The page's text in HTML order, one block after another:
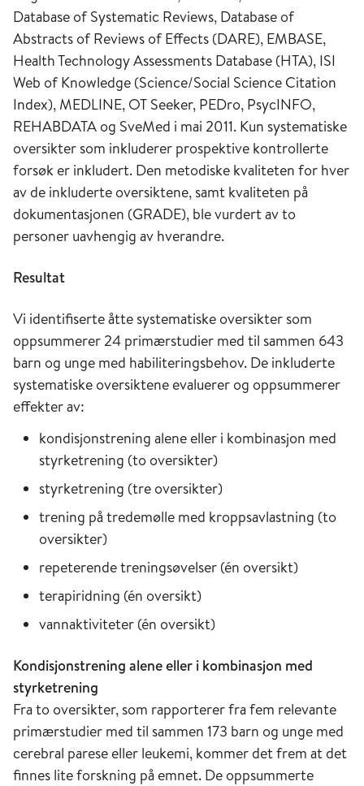
Database of Systematic Reviews, Database of
Abstracts of Reviews of Effects (DARE), EMBASE,
Health Technology Assessments Database (HTA), ISI
Web of Knowledge (Science/Social Science Citation
Index), MEDLINE, OT Seeker, PEDro, PsycINFO,
REHABDATA og SveMed i mai 2011. Kun systematiske
oversikter som inkluderer prospektive kontrollerte
forsøk er inkludert. Den metodiske kvaliteten for hver
av de inkluderte oversiktene, samt kvaliteten på
dokumentasjonen (GRADE), ble vurdert av to
personer uavhengig av hverandre.
Resultat
Vi identifiserte åtte systematiske oversikter som
oppsummerer 24 primærstudier med til sammen 643
barn og unge med habiliteringsbehov. De inkluderte
systematiske oversiktene evaluerer og oppsummerer
effekter av:
kondisjonstrening alene eller i kombinasjon med
styrketrening (to oversikter)
styrketrening (tre oversikter)
trening på tredemølle med kroppsavlastning (to
oversikter)
repeterende treningsøvelser (én oversikt)
terapiridning (én oversikt)
vannaktiviteter (én oversikt)
Kondisjonstrening alene eller i kombinasjon med
styrketrening
Fra to oversikter, som rapporterer fra fem relevante
primærstudier med til sammen 173 barn og unge med
cerebral parese eller leukemi, kommer det frem at det
finnes lite forskning på emnet. De oppsummerte